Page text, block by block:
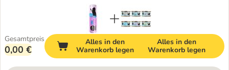
Gesamtpreis
0,00 €
Alles in den
Warenkorb legen
Alles in den
Warenkorb legen